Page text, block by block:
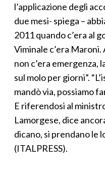
l’applicazione degli
due mesi- spiega –
2011 quando c’era al
Viminale c’era
non c’era emergenza,
sul molo per giorni”.
mandò via, possiamo
E riferendosi al
Lamorgese, dice
dicano, si prendano le
(ITALPRESS).